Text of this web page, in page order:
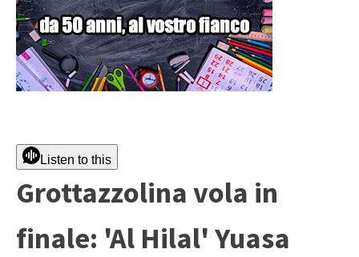
Listen to this
Grottazzolina vola in
finale: 'Al Hilal' Yuasa